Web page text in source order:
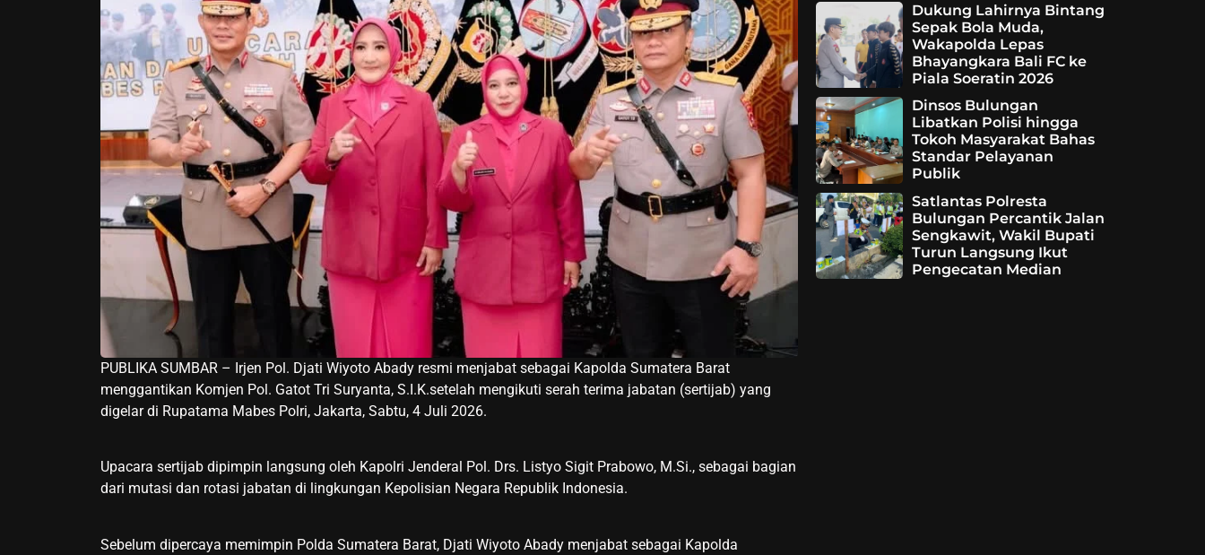
PUBLIKA SUMBAR – Irjen Pol. Djati Wiyoto Abady resmi menjabat sebagai Kapolda Sumatera Barat
menggantikan Komjen Pol. Gatot Tri Suryanta, S.I.K.setelah mengikuti serah terima jabatan (sertijab) yang
digelar di Rupatama Mabes Polri, Jakarta, Sabtu, 4 Juli 2026.
Upacara sertijab dipimpin langsung oleh Kapolri Jenderal Pol. Drs. Listyo Sigit Prabowo, M.Si., sebagai bagian
dari mutasi dan rotasi jabatan di lingkungan Kepolisian Negara Republik Indonesia.
Sebelum dipercaya memimpin Polda Sumatera Barat, Djati Wiyoto Abady menjabat sebagai Kapolda
Dukung Lahirnya Bintang
Sepak Bola Muda,
Wakapolda Lepas
Bhayangkara Bali FC ke
Piala Soeratin 2026
Dinsos Bulungan
Libatkan Polisi hingga
Tokoh Masyarakat Bahas
Standar Pelayanan
Publik
Satlantas Polresta
Bulungan Percantik Jalan
Sengkawit, Wakil Bupati
Turun Langsung Ikut
Pengecatan Median